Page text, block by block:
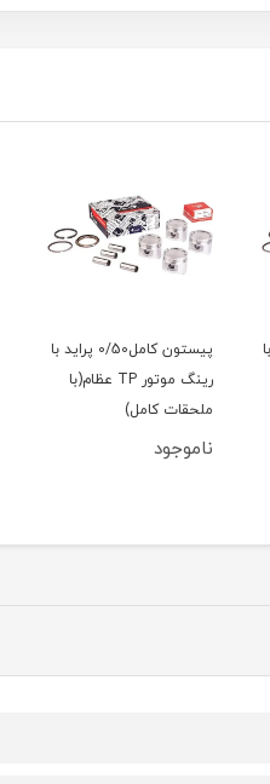
پیستون کامل0/50 پراید با
رینگ موتور TP عظام(با
ملحقات کامل)
ناموجود